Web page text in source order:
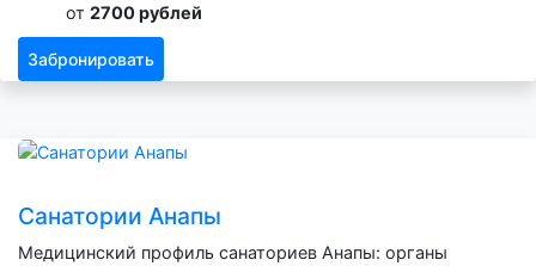
от 2700 рублей
Забронировать
Санатории Анапы
Медицинский профиль санаториев Анапы: органы